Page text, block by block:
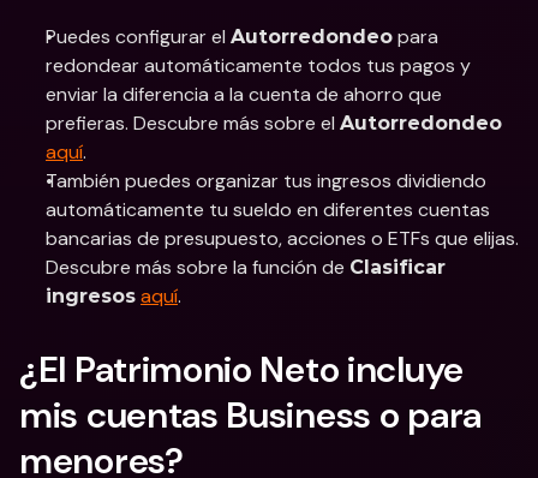
Puedes configurar el Autorredondeo para
redondear automáticamente todos tus pagos y
enviar la diferencia a la cuenta de ahorro que
prefieras. Descubre más sobre el Autorredondeo
aquí.
También puedes organizar tus ingresos dividiendo
automáticamente tu sueldo en diferentes cuentas
bancarias de presupuesto, acciones o ETFs que elijas.
Descubre más sobre la función de Clasificar
ingresos aquí.
¿El Patrimonio Neto incluye
mis cuentas Business o para
menores?